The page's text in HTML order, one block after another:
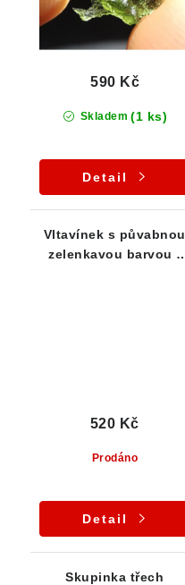
Skladem (1 ks)
590 Kč
Detail
Vltavínek s půvabnou
zelenkavou barvou -
Prodáno
520 Kč
Detail
Skupinka třech